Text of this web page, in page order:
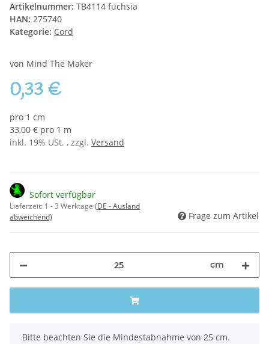
Artikelnummer: TB4114 fuchsia
HAN: 275740
Kategorie: Cord
von Mind The Maker
0,33 €
pro 1 cm
33,00 € pro 1 m
inkl. 19% USt. , zzgl. Versand
Sofort verfügbar
Lieferzeit: 1 - 3 Werktage (DE - Ausland
abweichend)
Frage zum Artikel
cm
x
Bitte beachten Sie die Mindestabnahme von 25 cm.